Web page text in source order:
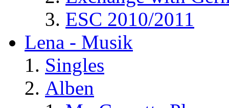
ESC 2010/2011
Lena - Musik
Singles
Alben